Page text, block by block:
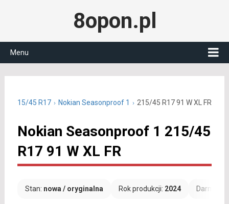
8opon.pl
Menu
215/45 R17 Nokian Seasonproof 1 215/45 R17 91 W XL FR
Nokian Seasonproof 1 215/45
R17 91 W XL FR
Stan: nowa / oryginalna Rok produkcji: 2024